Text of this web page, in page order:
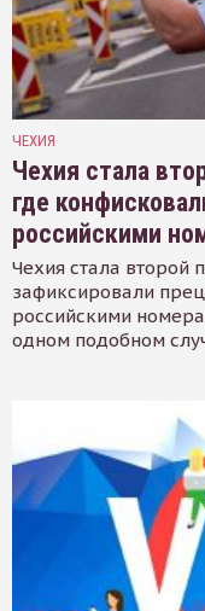
ЧЕХИЯ
Чехия стала
где
российскими
Чехия стала второй
зафиксировали
российскими
одном подобном